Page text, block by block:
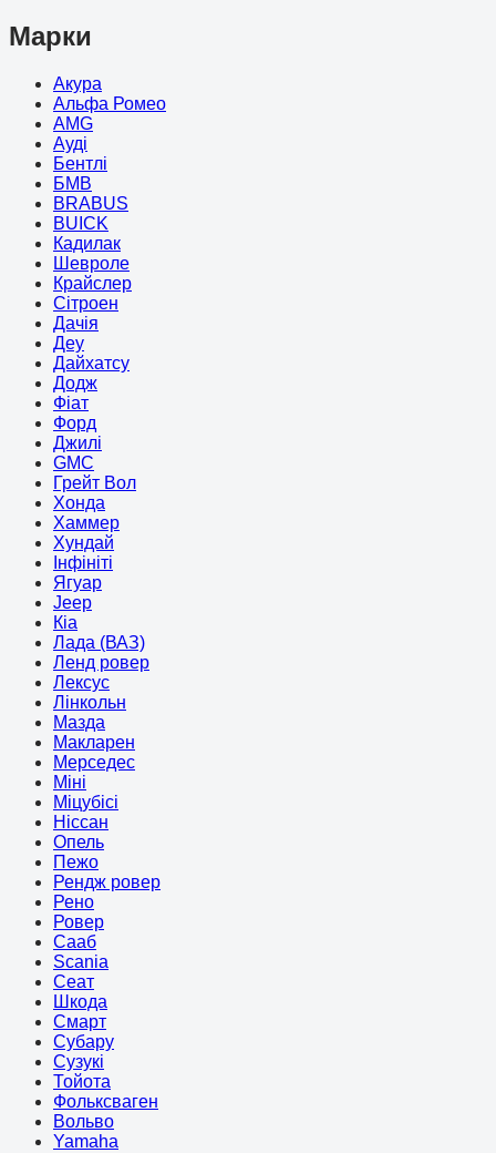
Марки
Акура
Альфа Ромео
AMG
Ауді
Бентлі
БМВ
BRABUS
BUICK
Кадилак
Шевроле
Крайслер
Сітроен
Дачія
Деу
Дайхатсу
Додж
Фіат
Форд
Джилі
GMC
Грейт Вол
Хонда
Хаммер
Хундай
Інфініті
Ягуар
Jeep
Кіа
Лада (ВАЗ)
Ленд ровер
Лексус
Лінкольн
Мазда
Макларен
Мерседес
Міні
Міцубісі
Ніссан
Опель
Пежо
Рендж ровер
Рено
Ровер
Сааб
Scania
Сеат
Шкода
Смарт
Субару
Сузукі
Тойота
Фольксваген
Вольво
Yamaha